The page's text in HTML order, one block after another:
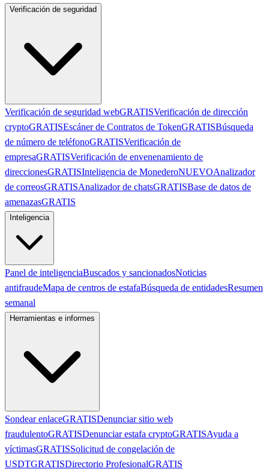
Verificación de seguridad
Verificación de seguridad webGRATISVerificación de dirección
cryptoGRATISEscáner de Contratos de TokenGRATISBúsqueda
de número de teléfonoGRATISVerificación de
empresaGRATISVerificación de envenenamiento de
direccionesGRATISInteligencia de MonederoNUEVOAnalizador
de correosGRATISAnalizador de chatsGRATISBase de datos de
amenazasGRATIS
Inteligencia
Panel de inteligenciaBuscados y sancionadosNoticias
antifraudeMapa de centros de estafaBúsqueda de entidadesResumen
semanal
Herramientas e informes
Sondear enlaceGRATISDenunciar sitio web
fraudulentoGRATISDenunciar estafa cryptoGRATISAyuda a
víctimasGRATISSolicitud de congelación de
USDTGRATISDirectorio ProfesionalGRATIS